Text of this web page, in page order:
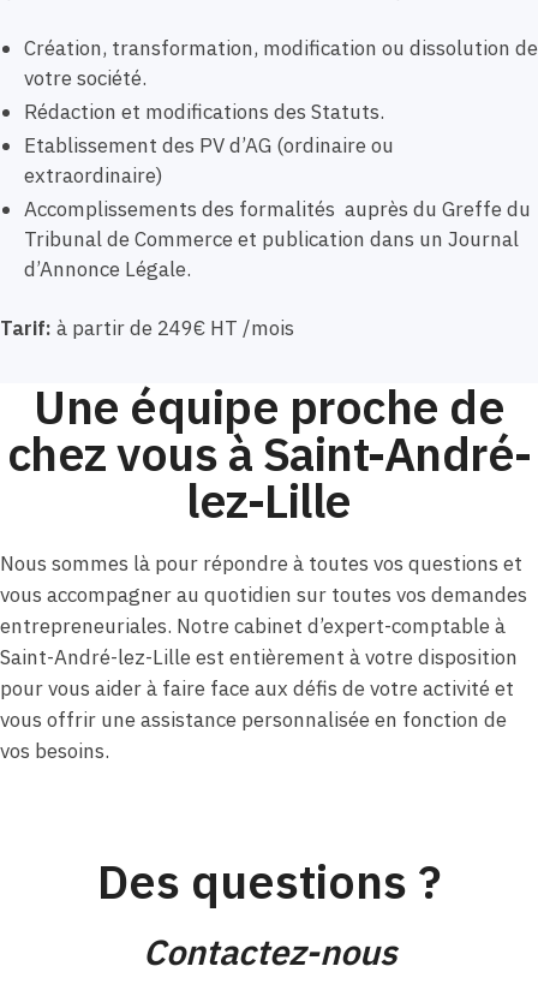
Création, transformation, modification ou dissolution de
votre société.
Rédaction et modifications des Statuts.
Etablissement des PV d’AG (ordinaire ou
extraordinaire)
Accomplissements des formalités auprès du Greffe du
Tribunal de Commerce et publication dans un Journal
d’Annonce Légale.
Tarif: à partir de 249€ HT /mois
Une équipe proche de
chez vous à Saint-André-
lez-Lille
Nous sommes là pour répondre à toutes vos questions et
vous accompagner au quotidien sur toutes vos demandes
entrepreneuriales. Notre cabinet d’expert-comptable à
Saint-André-lez-Lille est entièrement à votre disposition
pour vous aider à faire face aux défis de votre activité et
vous offrir une assistance personnalisée en fonction de
vos besoins.
Des questions ?
Contactez-nous